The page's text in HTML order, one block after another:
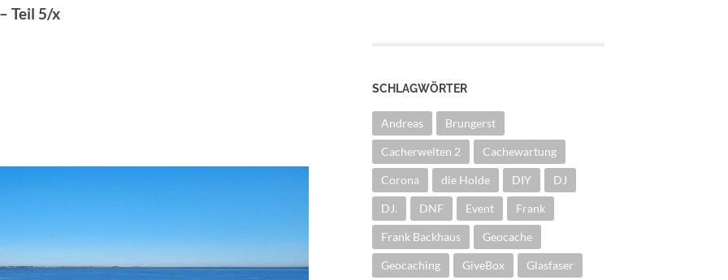
Teil 5/x
SCHLAGWÖRTER
Andreas Brungerst
Cacherwelten 2 Cachewartung
Corona die Holde DIY DJ
DJ. DNF Event Frank
Frank Backhaus Geocache
Geocaching GiveBox Glasfaser